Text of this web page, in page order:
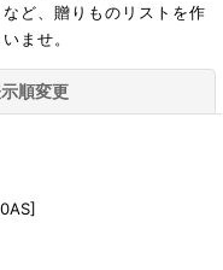
ど、贈りものリストを作
ませ。
順変更
]